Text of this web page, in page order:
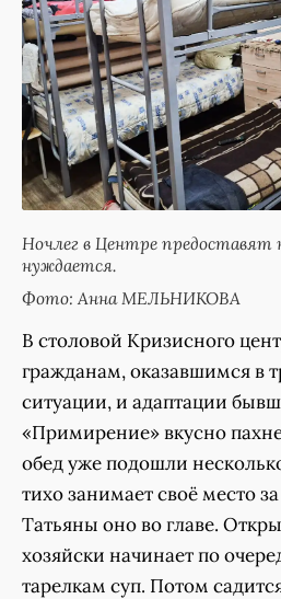
Ночлег в Центре
нуждается.
Фото: Анна МЕЛЬНИКОВА
В столовой Кризисного
гражданам, оказавшимся в
ситуации, и адаптации
«Примирение» вкусно
обед уже подошли
тихо занимает своё место
Татьяны оно во главе.
хозяйски начинает по
тарелкам суп. Потом